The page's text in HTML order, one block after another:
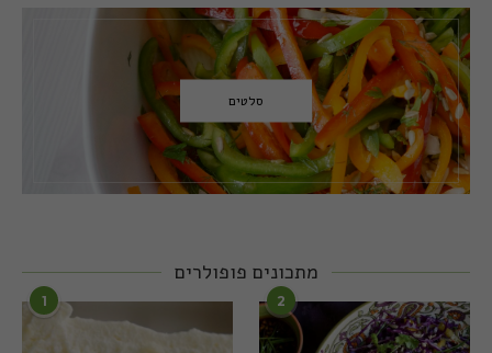
סלטים
מתכונים פופולרים
1 2